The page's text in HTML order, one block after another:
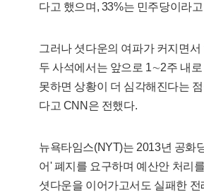
다고 했으며, 33%는 민주당이라
그러나 셧다운의 여파가 커지면서
두 사석에서는 앞으로 1∼2주 내로
못하면 상황이 더 심각해진다는
다고 CNN은 전했다.
뉴욕타임스(NYT)는 2013년 공화
어' 폐지를 요구하며 예산안 처리
셧다운을 이어가고서도 실패한 전